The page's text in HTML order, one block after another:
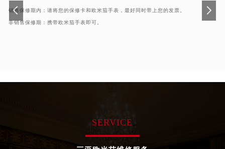
销售保修期内：请将您的保修卡和欧米茄手表，最好同时带上您的发票。
非销售保修期：携带欧米茄手表即可。
SERVICE